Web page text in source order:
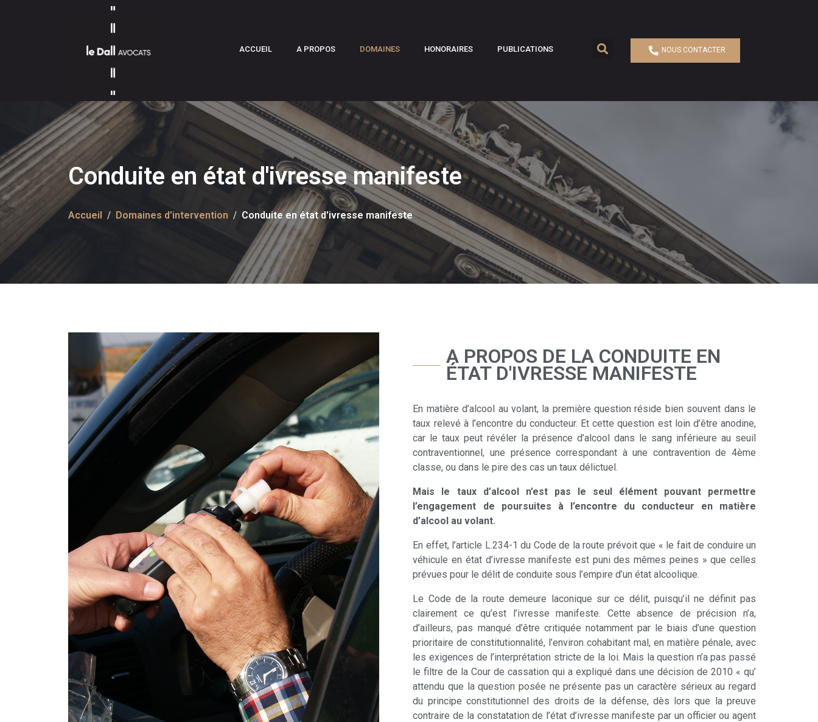
ACCUEIL A PROPOS DOMAINES HONORAIRES PUBLICATIONS NOUS CONTACTER
Conduite en état d'ivresse manifeste
Accueil Domaines d'intervention Conduite en état d'ivresse manifeste
A PROPOS DE LA CONDUITE EN
ÉTAT D'IVRESSE MANIFESTE
En matière d’alcool au volant, la première question réside bien souvent dans le
taux relevé à l’encontre du conducteur. Et cette question est loin d’être anodine,
car le taux peut révéler la présence d’alcool dans le sang inférieure au seuil
contraventionnel, une présence correspondant à une contravention de 4ème
classe, ou dans le pire des cas un taux délictuel.
Mais le taux d’alcool n’est pas le seul élément pouvant permettre
l’engagement de poursuites à l’encontre du conducteur en matière
d’alcool au volant.
En effet, l’article L.234-1 du Code de la route prévoit que « le fait de conduire un
véhicule en état d’ivresse manifeste est puni des mêmes peines » que celles
prévues pour le délit de conduite sous l’empire d’un état alcoolique.
Le Code de la route demeure laconique sur ce délit, puisqu’il ne définit pas
clairement ce qu’est l’ivresse manifeste. Cette absence de précision n’a,
d’ailleurs, pas manqué d’être critiquée notamment par le biais d’une question
prioritaire de constitutionnalité, l’environ cohabitant mal, en matière pénale, avec
les exigences de l’interprétation stricte de la loi. Mais la question n’a pas passé
le filtre de la Cour de cassation qui a expliqué dans une décision de 2010 « qu’
attendu que la question posée ne présente pas un caractère sérieux au regard
du principe constitutionnel des droits de la défense, dès lors que la preuve
contraire de la constatation de l’état d’ivresse manifeste par un officier ou agent